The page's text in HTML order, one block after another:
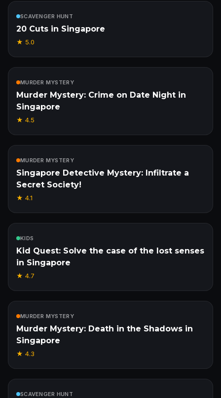
SCAVENGER HUNT
20 Cuts in Singapore
★ 5.0
MURDER MYSTERY
Murder Mystery: Crime on Date Night in
Singapore
★ 4.5
MURDER MYSTERY
Singapore Detective Mystery: Infiltrate a
Secret Society!
★ 4.1
KIDS
Kid Quest: Solve the case of the lost senses
in Singapore
★ 4.7
MURDER MYSTERY
Murder Mystery: Death in the Shadows in
Singapore
★ 4.3
SCAVENGER HUNT